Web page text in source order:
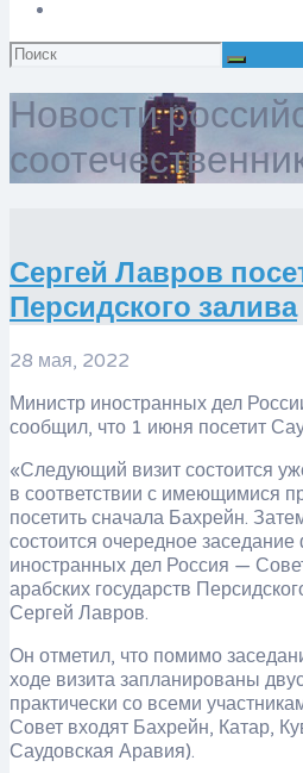
Искать:
Новости
​Сергей Лавров
Персидского залива
28 мая, 2022
Министр иностранных дел
сообщил, что 1 июня посетит
«Следующий визит состоится
в соответствии с имеющимися
посетить сначала Бахрейн.
состоится очередное
иностранных дел Россия —
арабских государств
Сергей Лавров.
Он отметил, что помимо
ходе визита запланированы
практически со всеми
Совет входят Бахрейн, Катар,
Саудовская Аравия).